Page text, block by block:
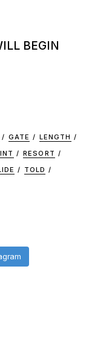
BEGIN
GATE
LENGTH
RESORT
TOLD